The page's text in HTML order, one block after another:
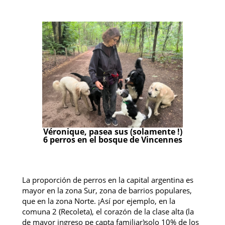
Véronique, pasea sus (solamente !)
6 perros en el bosque de Vincennes
La proporción de perros en la capital argentina es
mayor en la zona Sur, zona de barrios populares,
que en la zona Norte. ¡Así por ejemplo, en la
comuna 2 (Recoleta), el corazón de la clase alta (la
de mayor ingreso pe capta familiar)solo 10% de los